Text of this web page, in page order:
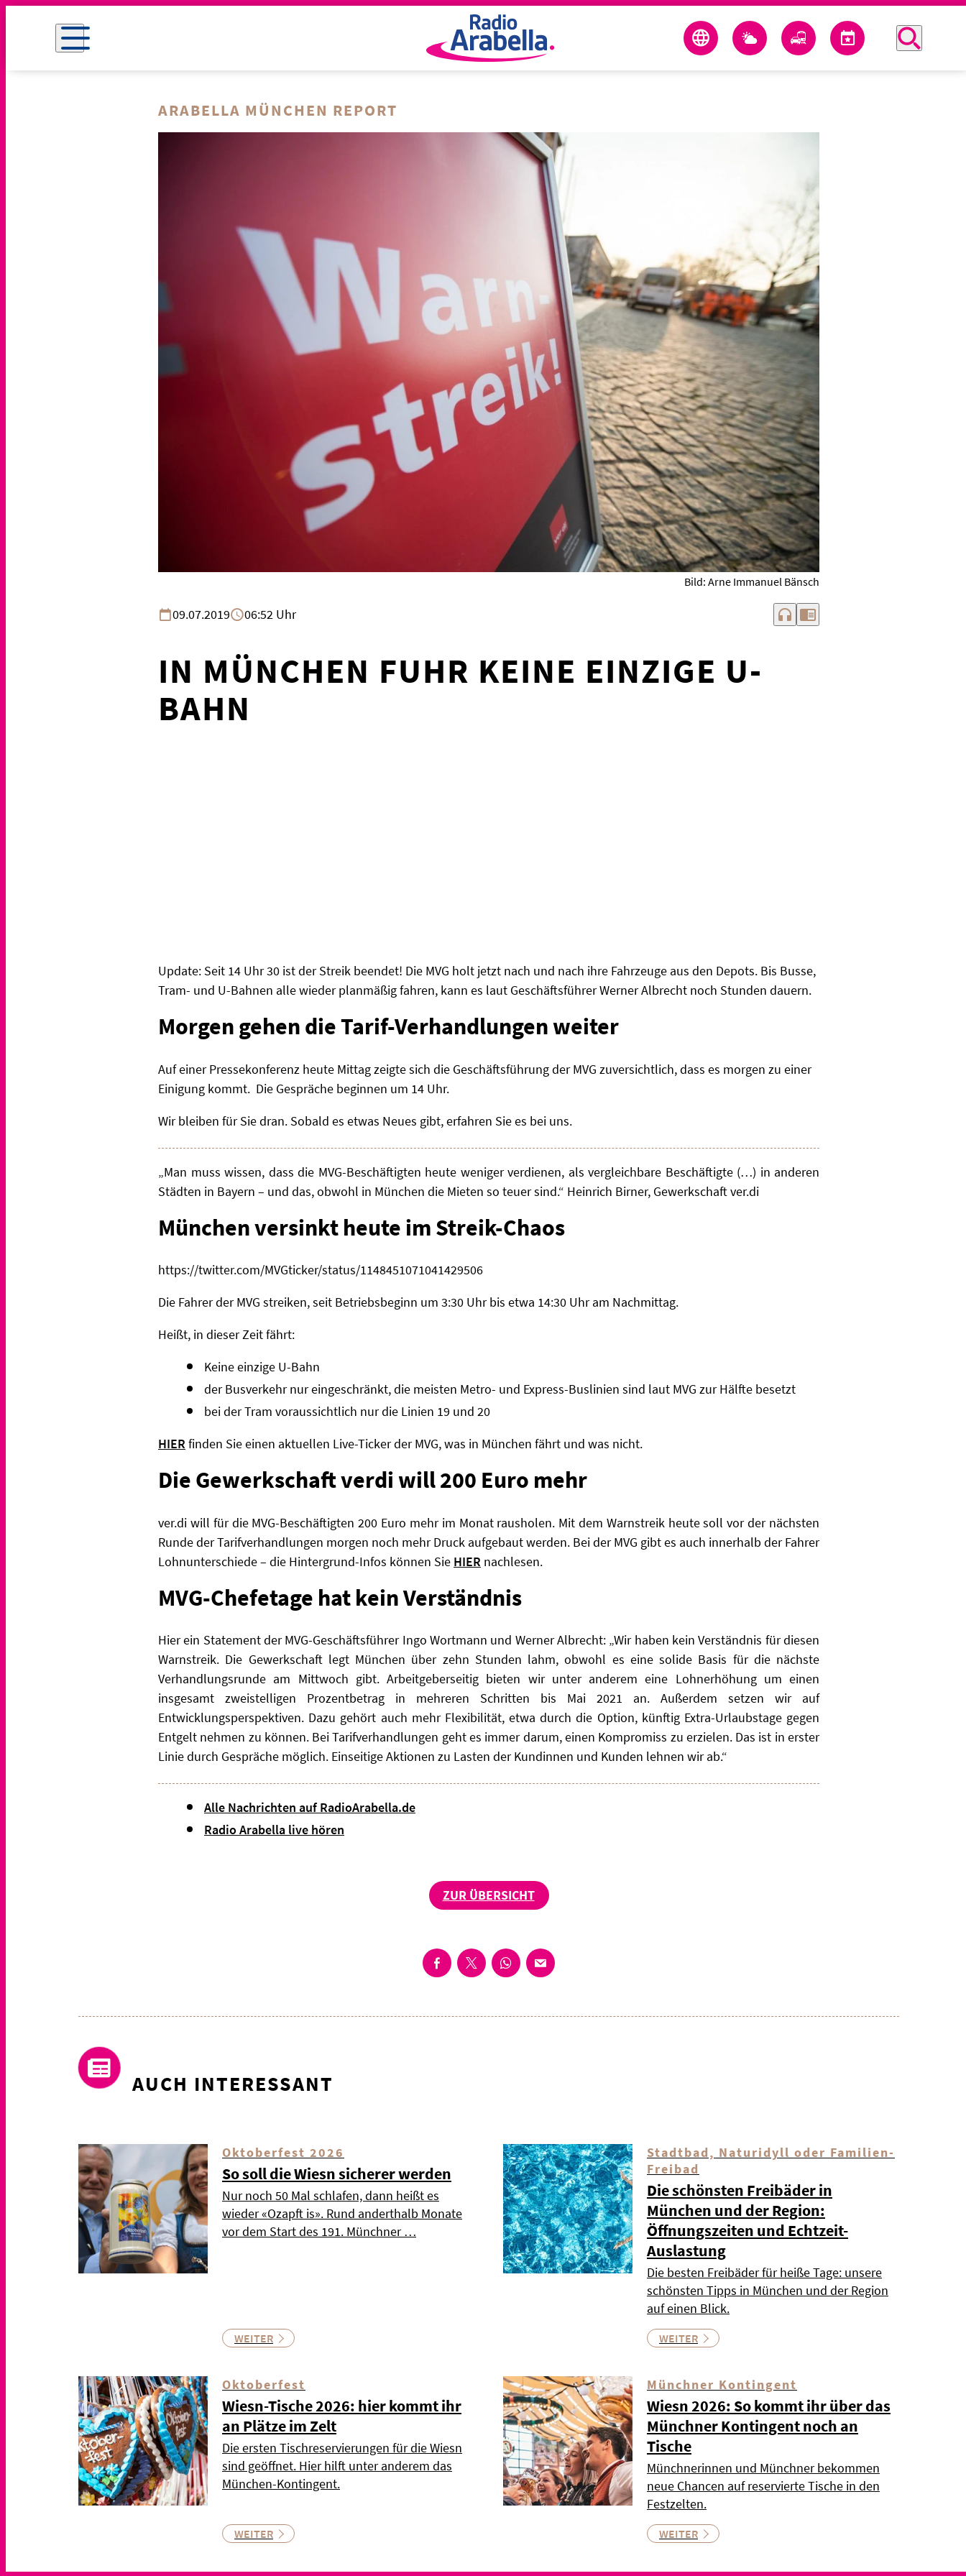
ARABELLA MÜNCHEN REPORT
Bild: Arne Immanuel Bänsch
09.07.2019 06:52 Uhr headphones chrome_reader_mode
IN MÜNCHEN FUHR KEINE EINZIGE U-
BAHN
Update: Seit 14 Uhr 30 ist der Streik beendet! Die MVG holt jetzt nach und nach ihre Fahrzeuge aus den Depots. Bis Busse,
Tram- und U-Bahnen alle wieder planmäßig fahren, kann es laut Geschäftsführer Werner Albrecht noch Stunden dauern.
Morgen gehen die Tarif-Verhandlungen weiter
Auf einer Pressekonferenz heute Mittag zeigte sich die Geschäftsführung der MVG zuversichtlich, dass es morgen zu einer
Einigung kommt. Die Gespräche beginnen um 14 Uhr.
Wir bleiben für Sie dran. Sobald es etwas Neues gibt, erfahren Sie es bei uns.
„Man muss wissen, dass die MVG-Beschäftigten heute weniger verdienen, als vergleichbare Beschäftigte (…) in anderen
Städten in Bayern – und das, obwohl in München die Mieten so teuer sind.“ Heinrich Birner, Gewerkschaft ver.di
München versinkt heute im Streik-Chaos
https://twitter.com/MVGticker/status/1148451071041429506
Die Fahrer der MVG streiken, seit Betriebsbeginn um 3:30 Uhr bis etwa 14:30 Uhr am Nachmittag.
Heißt, in dieser Zeit fährt:
Keine einzige U-Bahn
der Busverkehr nur eingeschränkt, die meisten Metro- und Express-Buslinien sind laut MVG zur Hälfte besetzt
bei der Tram voraussichtlich nur die Linien 19 und 20
HIER finden Sie einen aktuellen Live-Ticker der MVG, was in München fährt und was nicht.
Die Gewerkschaft verdi will 200 Euro mehr
ver.di will für die MVG-Beschäftigten 200 Euro mehr im Monat rausholen. Mit dem Warnstreik heute soll vor der nächsten
Runde der Tarifverhandlungen morgen noch mehr Druck aufgebaut werden. Bei der MVG gibt es auch innerhalb der Fahrer
Lohnunterschiede – die Hintergrund-Infos können Sie HIER nachlesen.
MVG-Chefetage hat kein Verständnis
Hier ein Statement der MVG-Geschäftsführer Ingo Wortmann und Werner Albrecht: „Wir haben kein Verständnis für diesen
Warnstreik. Die Gewerkschaft legt München über zehn Stunden lahm, obwohl es eine solide Basis für die nächste
Verhandlungsrunde am Mittwoch gibt. Arbeitgeberseitig bieten wir unter anderem eine Lohnerhöhung um einen
insgesamt zweistelligen Prozentbetrag in mehreren Schritten bis Mai 2021 an. Außerdem setzen wir auf
Entwicklungsperspektiven. Dazu gehört auch mehr Flexibilität, etwa durch die Option, künftig Extra-Urlaubstage gegen
Entgelt nehmen zu können. Bei Tarifverhandlungen geht es immer darum, einen Kompromiss zu erzielen. Das ist in erster
Linie durch Gespräche möglich. Einseitige Aktionen zu Lasten der Kundinnen und Kunden lehnen wir ab.“
Alle Nachrichten auf RadioArabella.de
Radio Arabella live hören
ZUR ÜBERSICHT
AUCH INTERESSANT
Oktoberfest 2026
So soll die Wiesn sicherer werden
Nur noch 50 Mal schlafen, dann heißt es
wieder «Ozapft is». Rund anderthalb Monate
vor dem Start des 191. Münchner …
WEITER
Stadtbad, Naturidyll oder Familien-
Freibad
Die schönsten Freibäder in
München und der Region:
Öffnungszeiten und Echtzeit-
Auslastung
Die besten Freibäder für heiße Tage: unsere
schönsten Tipps in München und der Region
auf einen Blick.
WEITER
Oktoberfest
Wiesn-Tische 2026: hier kommt ihr
an Plätze im Zelt
Die ersten Tischreservierungen für die Wiesn
sind geöffnet. Hier hilft unter anderem das
München-Kontingent.
WEITER
Münchner Kontingent
Wiesn 2026: So kommt ihr über das
Münchner Kontingent noch an
Tische
Münchnerinnen und Münchner bekommen
neue Chancen auf reservierte Tische in den
Festzelten.
WEITER